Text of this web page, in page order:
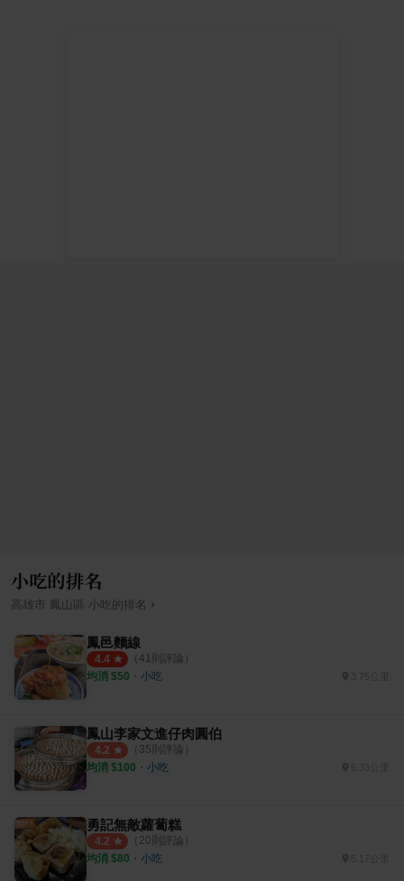
小吃的排名
高雄市 鳳山區 小吃 的排名 ›
鳳邑麵線
4.4 （ 41 則評論）
均消 $50 ・ 小吃 3.75公里
鳳山李家文進仔肉圓伯
4.2 （ 35則評論）
均消 $100 ・ 小吃 5.33公里
勇記無敵蘿蔔糕
4.2 （ 20則評論）
均消 $80 ・ 小吃 5.17公里